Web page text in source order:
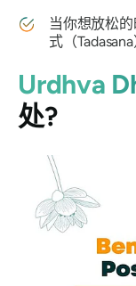
当你想放松
式（
Urdhva
处?